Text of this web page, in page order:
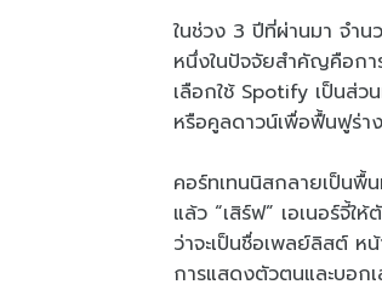
ในช่วง 3 ปีที่ผ่านมา จำ
หนึ่งในปัจจัยสำคัญคือก
เลือกใช้ Spotify เป็นส่ว
หรือคูลดาวน์เพื่อฟื้นฟูร่า
คอร์ทเทนนิสกลายเป็นพื้
แล้ว “เสิร์ฟ” เอเนอร์จี้
ว่าจะเป็นชื่อเพลย์ลิสต์
การแสดงตัวตนและบอก